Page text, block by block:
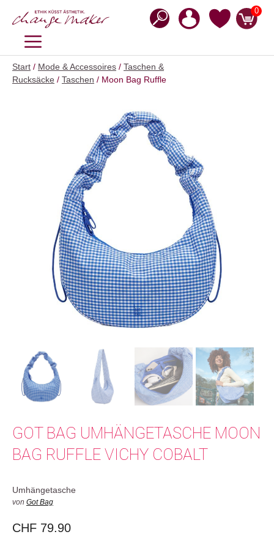
Inhalt
0
MENÜ
Start / Mode & Accessoires / Taschen &
Rucksäcke / Taschen / Moon Bag Ruffle
GOT BAG UMHÄNGETASCHE MOON
BAG RUFFLE VICHY COBALT
Umhängetasche
von Got Bag
CHF 79.90